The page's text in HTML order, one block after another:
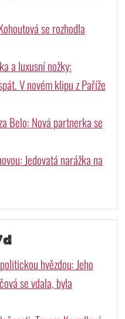
se rozhodla
a luxusní nožky:
V novém klipu z Paříže
Belo: Nová partnerka se
Jedovatá narážka na
hvězdou: Jeho
se vdala, byla